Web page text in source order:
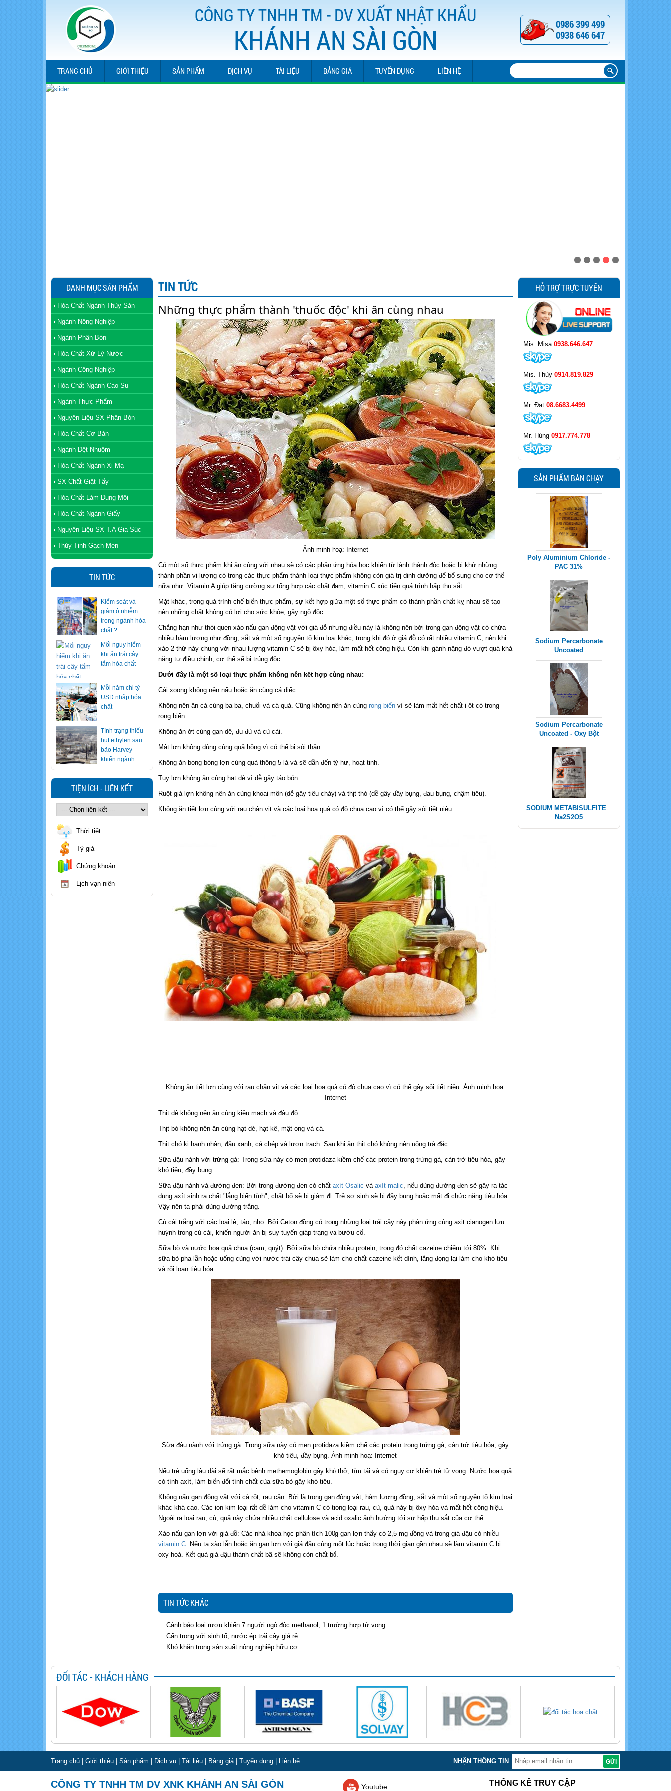
CÔNG TY TNHH TM - DV XUẤT NHẬT KHẨU
KHÁNH AN SÀI GÒN
0986 399 499
0938 646 647
TRANG CHỦ GIỚI THIỆU SẢN PHẨM DỊCH VỤ TÀI LIỆU BẢNG GIÁ TUYỂN DỤNG LIÊN HỆ
DANH MỤC SẢN PHẨM
Hóa Chất Ngành Thủy Sản
Ngành Nông Nghiệp
Ngành Phân Bón
Hóa Chất Xử Lý Nước
Ngành Công Nghiệp
Hóa Chất Ngành Cao Su
Ngành Thực Phẩm
Nguyên Liệu SX Phân Bón
Hóa Chất Cơ Bản
Ngành Dệt Nhuộm
Hóa Chất Ngành Xi Mạ
SX Chất Giặt Tẩy
Hóa Chất Làm Dung Môi
Hóa Chất Ngành Giấy
Nguyên Liệu SX T.A Gia Súc
Thủy Tinh Gạch Men
TIN TỨC
Mối nguy hiểm
khi ăn trái cây
tẩm hóa chất
Mỗi năm chi tỷ
USD nhập hóa
chất
Tình trạng thiếu
hụt ethylen sau
bão Harvey
Ăn lẩu nhiều
nhưng bạn có
biết cách "vạch
mặt" nồi lẩu...
trẻ nuốt nhầm
hóa chất
Cảnh báo loại
sinh tố, nước ép
TIỆN ÍCH - LIÊN KẾT
Thời tiết
Tỷ giá
Chứng khoán
Lịch vạn niên
TIN TỨC
Những thực phẩm thành 'thuốc độc' khi ăn cùng nhau
Ảnh minh hoạ: Internet
Có một số thực phẩm khi ăn cùng với nhau sẽ có các phản ứng hóa học khiến từ lành thành độc hoặc bị khử những
thành phần vi lượng có trong các thực phẩm thành loại thực phẩm không còn giá trị dinh dưỡng để bổ sung cho cơ thể
nữa như: Vitamin A giúp tăng cường sự tổng hợp các chất đạm, vitamin C xúc tiến quá trình hấp thụ sắt…
Mặt khác, trong quá trình chế biến thực phẩm, sự kết hợp giữa một số thực phẩm có thành phần chất kỵ nhau sẽ tạo
nên những chất không có lợi cho sức khỏe, gây ngộ độc…
Chẳng hạn như thói quen xào nấu gan động vật với giá đỗ nhưng điều này là không nên bởi trong gan động vật có chứa
nhiều hàm lượng như đồng, sắt và một số nguyên tố kim loại khác, trong khi đó ở giá đỗ có rất nhiều vitamin C, nên khi
xào 2 thứ này chung với nhau lượng vitamin C sẽ bị ôxy hóa, làm mất hết công hiệu. Còn khi gánh nặng đó vượt quá khả
năng tự điều chỉnh, cơ thể sẽ bị trúng độc.
Dưới đây là một số loại thực phẩm không nên kết hợp cùng nhau:
Cải xoong không nên nấu hoặc ăn cùng cá diếc.
Không nên ăn cà cùng ba ba, chuối và cá quả. Cũng không nên ăn cùngrong biển vì sẽ làm mất hết chất i-ôt có trong
rong biển.
Không ăn ớt cùng gan dê, đu đủ và củ cải.
Mật lợn không dùng cùng quả hồng vì có thể bị sỏi thận.
Không ăn bong bóng lợn cùng quả thông 5 lá và sẽ dẫn đến tỳ hư, hoạt tinh.
Tuỵ lợn không ăn cùng hạt dẻ vì dễ gây táo bón.
Ruột già lợn không nên ăn cùng khoai môn (dễ gây tiêu chảy) và thịt thỏ (dễ gây đầy bụng, đau bụng, chậm tiêu).
Không ăn tiết lợn cùng với rau chân vịt và các loại hoa quả có độ chua cao vì có thể gây sỏi tiết niệu.
Không ăn tiết lợn cùng với rau chân vịt và các loại hoa quả có độ chua cao vì có thể gây sỏi tiết niệu. Ảnh minh hoạ:
Internet
Thịt dê không nên ăn cùng kiều mạch và đậu đỏ.
Thịt bò không nên ăn cùng hạt dẻ, hạt kê, mật ong và cá.
Thịt chó kị hạnh nhân, đậu xanh, cá chép và lươn trạch. Sau khi ăn thịt chó không nên uống trà đặc.
Sữa đậu nành với trứng gà: Trong sữa này có men protidaza kiềm chế các protein trong trứng gà, cản trở tiêu hóa, gây
khó tiêu, đầy bụng.
Sữa đậu nành và đường đen: Bởi trong đường đen có chấtaxít Osalic vàaxít malic , nếu dùng đường đen sẽ gây ra tác
dụng axít sinh ra chất "lắng biến tính", chất bổ sẽ bị giảm đi. Trẻ sơ sinh sẽ bị đầy bụng hoặc mất đi chức năng tiêu hóa.
Vậy nên ta phải dùng đường trắng.
Củ cải trắng với các loại lê, táo, nho: Bởi Ceton đồng có trong những loại trái cây này phản ứng cùng axit cianogen lưu
huỳnh trong củ cải, khiến người ăn bị suy tuyến giáp trạng và bướu cổ.
Sữa bò và nước hoa quả chua (cam, quýt): Bởi sữa bò chứa nhiều protein, trong đó chất cazeine chiếm tới 80%. Khi
sữa bò pha lẫn hoặc uống cùng với nước trái cây chua sẽ làm cho chất cazeine kết dính, lắng đọng lại làm cho khó tiêu
và rối loạn tiêu hóa.
Sữa đậu nành với trứng gà: Trong sữa này có men protidaza kiềm chế các protein trong trứng gà, cản trở tiêu hóa, gây
khó tiêu, đầy bụng. Ảnh minh hoạ: Internet
Nếu trẻ uống lâu dài sẽ rất mắc bệnh methemoglobin gây khó thở, tím tái và có nguy cơ khiến trẻ tử vong. Nước hoa quả
có tính axít, làm biến đổi tính chất của sữa bò gây khó tiêu.
Không nấu gan động vật với cà rốt, rau cần: Bởi là trong gan động vật, hàm lượng đồng, sắt và một số nguyên tố kim loại
khác khá cao. Các ion kim loại rất dễ làm cho vitamin C có trong loại rau, củ, quả này bị ôxy hóa và mất hết công hiệu.
Ngoài ra loại rau, củ, quả này chứa nhiều chất cellulose và acid oxalic ảnh hưởng tới sự hấp thụ sắt của cơ thể.
Xào nấu gan lợn với giá đỗ: Các nhà khoa học phân tích 100g gan lợn thấy có 2,5 mg đồng và trong giá đậu có nhiều
vitamin C . Nếu ta xào lẫn hoặc ăn gan lợn với giá đậu cùng một lúc hoặc trong thời gian gần nhau sẽ làm vitamin C bị
oxy hoá. Kết quả giá đậu thành chất bã sẽ không còn chất bổ.
TIN TỨC KHÁC
Cảnh báo loại rượu khiến 7 người ngộ độc methanol, 1 trường hợp tử vong
Cẩn trọng với sinh tố, nước ép trái cây giá rẻ
Khó khăn trong sản xuất nông nghiệp hữu cơ
HỖ TRỢ TRỰC TUYẾN
Mis. Misa 0938.646.647
Mis. Thủy 0914.819.829
Mr. Đạt 08.6683.4499
Mr. Hùng 0917.774.778
SẢN PHẨM BÁN CHẠY
Poly Aluminium Chloride -
PAC 31%
Sodium Percarbonate
Uncoated
Sodium Percarbonate
Uncoated - Oxy Bột
SODIUM METABISULFITE _
Na2S2O5
ĐỐI TÁC - KHÁCH HÀNG
Trang chủ Giới thiệu Sản phẩm Dịch vụ Tài liệu Bảng giá Tuyển dụng Liên hệ NHẬN THÔNG TIN
CÔNG TY TNHH TM DV XNK KHÁNH AN SÀI GÒN Youtube THỐNG KÊ TRUY CẬP